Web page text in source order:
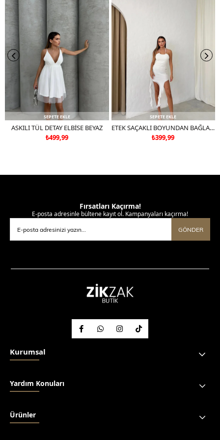
tercih ediniz.
SEPETE EKLE
ASKILI TÜL DETAY ELBİSE BEYAZ
₺499,99
SEPETE EKLE
ETEK SAÇAKLI BOYUNDAN BAĞLAMALI TÜL ASTARLI ELBİSE BEYAZ
₺399,99
Fırsatları Kaçırma!
E-posta adresinle bültene kayıt ol. Kampanyaları kaçırma!
GÖNDER
Kurumsal
Yardım Konuları
Ürünler